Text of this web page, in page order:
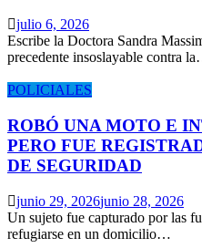
julio 6, 2026
Escribe la Doctora Sandra
precedente insoslayable contra
POLICIALES
ROBÓ UNA MOTO E
PERO FUE
DE SEGURIDAD
junio 29, 2026junio 28, 2026
Un sujeto fue capturado por las
refugiarse en un domicilio…